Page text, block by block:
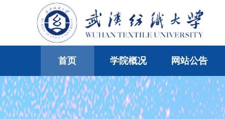
首页 学院概况 网站公告